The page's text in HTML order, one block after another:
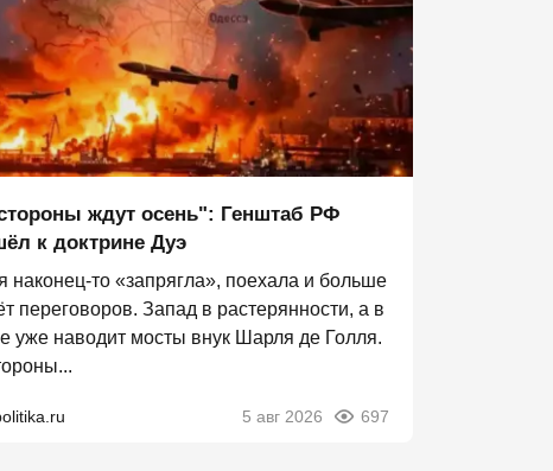
ждут осень": Генштаб РФ
к доктрине Дуэ
наконец-то «запрягла», поехала и больше
переговоров. Запад в растерянности, а в
уже наводит мосты внук Шарля де Голля.
5 авг 2026 697